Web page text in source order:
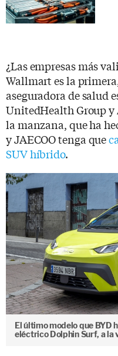
¿Las empresas más
Wallmart es la
aseguradora de salud
UnitedHealth Group y
la manzana, que ha
y JAECOO tenga que
SUV híbrido.
El último modelo que BYD
eléctrico Dolphin Surf, a la